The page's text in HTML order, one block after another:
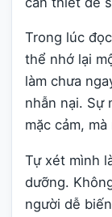
Trong lúc
thể nhớ lại
làm chưa
nhẫn nại. Sự
mặc cảm,
Tự xét mình
dưỡng.
người dễ